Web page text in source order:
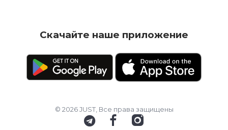
Скачайте наше приложение
© 2026 JUST, Все права защищены